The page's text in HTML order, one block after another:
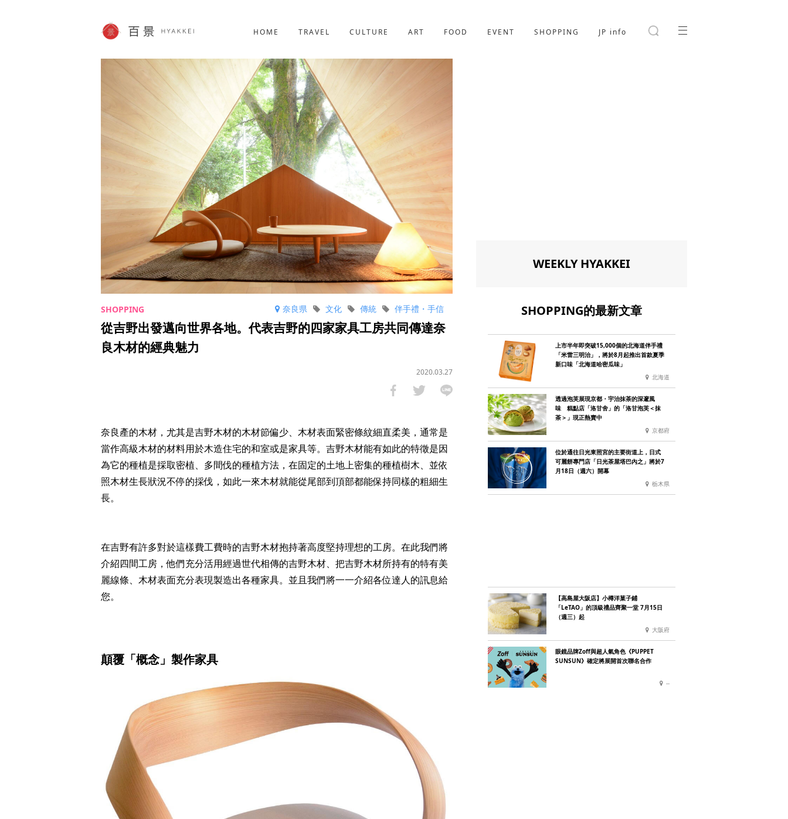
HOME TRAVEL CULTURE ART FOOD EVENT SHOPPING JP info
SHOPPING
JP info
奈良県 伴手禮・手信
傳統
文化
從吉野出發邁向世界各地。代表吉野的四家家具工房共同傳達奈
良木材的經典魅力
2020.03.27
奈良產的木材，尤其是吉野木材的木材節偏少、木材表面緊密條紋細直柔美，通常是
當作高級木材的材料用於木造住宅的和室或是家具等。吉野木材能有如此的特徵是因
為它的種植是採取密植、多間伐的種植方法，在固定的土地上密集的種植樹木、並依
照木材生長狀況不停的採伐，如此一來木材就能從尾部到頂部都能保持同樣的粗細生
長。
在吉野有許多對於這樣費工費時的吉野木材抱持著高度堅持理想的工房。在此我們將
介紹四間工房，他們充分活用經過世代相傳的吉野木材、把吉野木材所持有的特有美
麗線條、木材表面充分表現製造出各種家具。並且我們將一一介紹各位達人的訊息給
您。
顛覆「概念」製作家具
WEEKLY HYAKKEI
SHOPPING的最新文章
上市半年即突破15,000個的北海道伴手禮
「米雷三明治」，將於8月起推出首款夏季
新口味「北海道哈密瓜味」
北海道
透過泡芙展現京都・宇治抹茶的深邃風
味 糕點店「洛甘舍」的「洛甘泡芙＜抹
茶＞」現正熱賣中
京都府
位於通往日光東照宮的主要街道上，日式
可麗餅專門店「日光茶屋塔巴內之」將於7
月18日（週六）開幕
栃木県
【高島屋大阪店】小樽洋菓子鋪
「LeTAO」的頂級禮品齊聚一堂 7月15日
（週三）起
大阪府
眼鏡品牌Zoff與超人氣角色《PUPPET
SUNSUN》確定將展開首次聯名合作
--